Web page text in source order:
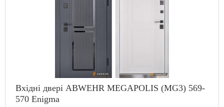
Вхідні двері ABWEHR MEGAPOLIS (MG3) 569-
570 Enigma